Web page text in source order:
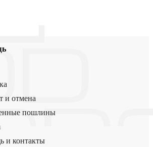
и отмена
пошлины
и контакты